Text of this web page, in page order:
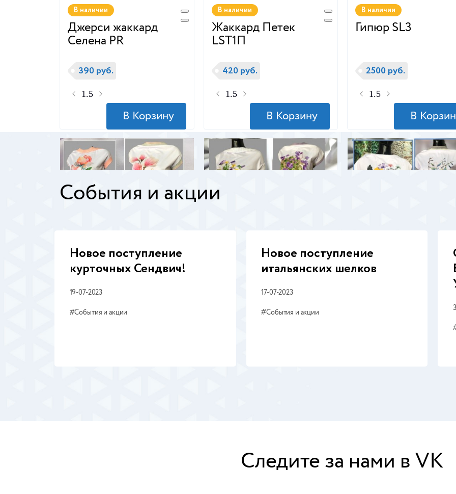
В наличии
Джерси жаккард
Селена PR
390 руб.
В наличии
Жаккард Петек
LST1П
420 руб.
В наличии
Гипюр SL3
2500 руб.
Готовое решение №
66-128ГТ
Готовое решение
№37-73ГТ
События и акции
Новое поступление
курточных Сендвич!
19-07-2023
#События и акции
Новое поступление
итальянских шелков
17-07-2023
#События и акции
Следите за нами в VK